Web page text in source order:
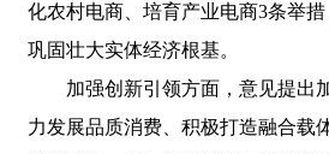
化农村电商、培育产业电商3条举
巩固壮大实体经济根基。
加强创新引领方面，意见提出
力发展品质消费、积极打造融合载